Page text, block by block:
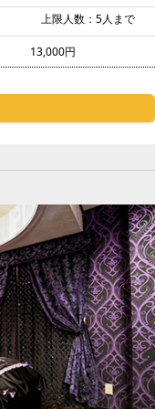
上限人数：5人まで
13,000円